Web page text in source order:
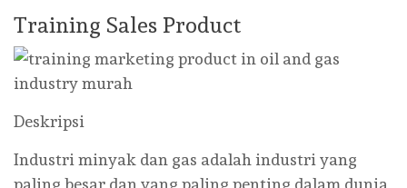
Training Sales Product
Deskripsi
Industri minyak dan gas adalah industri yang
paling besar dan yang paling penting dalam dunia